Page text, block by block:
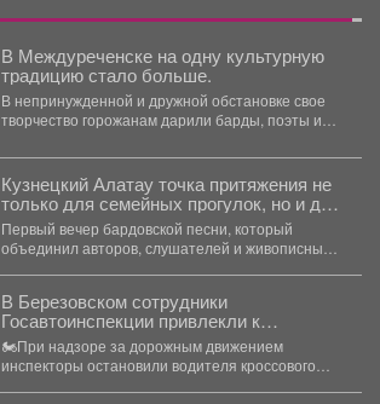
В Междуреченске на одну культурную
традицию стало больше.
В непринужденной и дружной обстановке свое
творчество горожанам дарили барды, поэты и
Кузнецкий Алатау точка притяжения не
только для семейных прогулок, но и для
творческих людей со всего Кузбасса.
Первый вечер бардовской песни, который
объединил авторов, слушателей и живописные
В Березовском сотрудники
Госавтоинспекции привлекли к
ответственности водителя мотоцикла,
не имеющего права управления
🏍При надзоре за дорожным движением
инспекторы остановили водителя кроссового